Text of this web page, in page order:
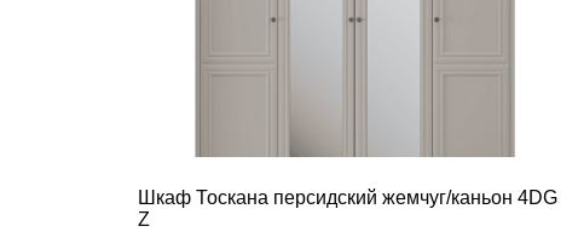
Шкаф Тоскана персидский жемчуг/каньон 4DG
Z